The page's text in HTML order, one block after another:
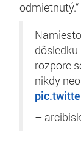
odmietnutý.“
rozpore
nikdy
–